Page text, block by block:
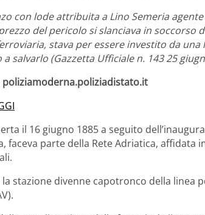
con lode attribuita a Lino Semeria
del pericolo si slanciava in soccorso
stava per essere investito da
salvarlo (Gazzetta Ufficiale n. 143 25
poliziamoderna.poliziadistato.it
il 16 giugno 1885 a seguito
faceva parte della Rete Adriatica, affidata
la stazione divenne capotronco della linea